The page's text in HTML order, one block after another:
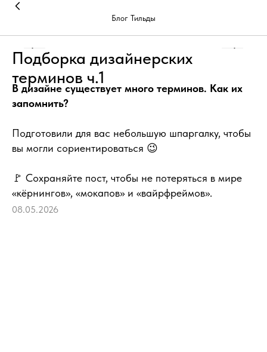
Блог Тильды
Подборка дизайнерских
терминов ч.1
В дизайне существует много терминов. Как их
запомнить?
Подготовили для вас небольшую шпаргалку, чтобы
вы могли сориентироваться 😉
🚩 Сохраняйте пост, чтобы не потеряться в мире
«кёрнингов», «мокапов» и «вайрфреймов».
08.05.2026